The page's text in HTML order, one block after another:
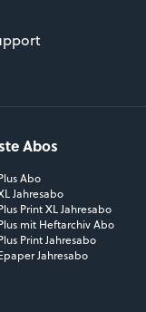
Abos
Abo
Jahresabo
Print XL Jahresabo
mit Heftarchiv Abo
Print Jahresabo
Jahresabo